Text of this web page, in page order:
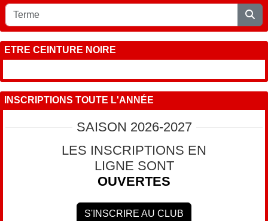
ETRE CEINTURE NOIRE
INSCRIPTIONS TOUTE L'ANNÉE
SAISON 2026-2027
LES INSCRIPTIONS EN
LIGNE SONT
OUVERTES
S'INSCRIRE AU CLUB